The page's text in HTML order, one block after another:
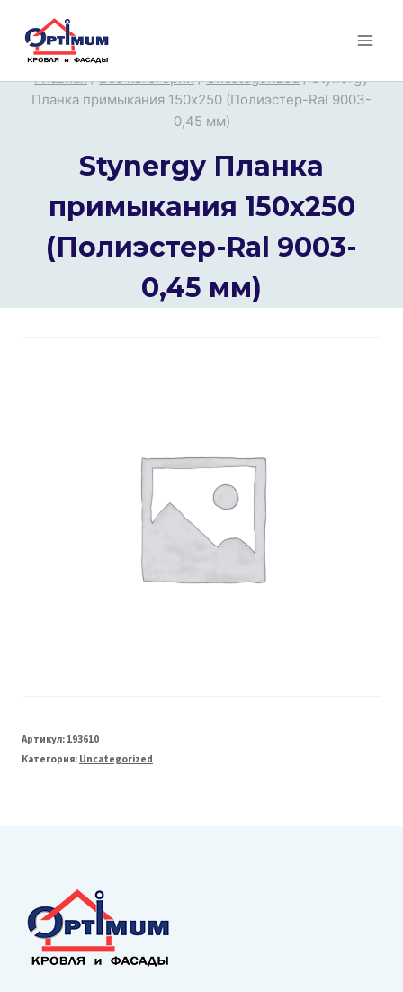
Перейти
Главная / Все категории / Uncategorized / Stynergy
Планка примыкания 150х250 (Полиэстер-Ral 9003-
0,45 мм)
Stynergy Планка
примыкания 150х250
(Полиэстер-Ral 9003-
0,45 мм)
Артикул: 193610
Категория: Uncategorized